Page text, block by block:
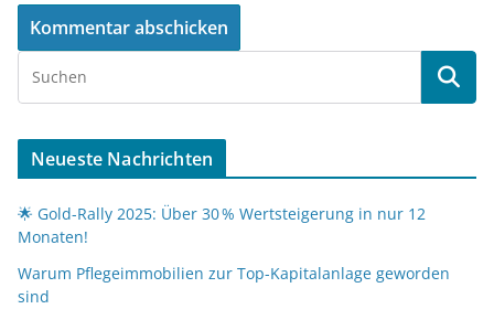
Neueste Nachrichten
🌟 Gold-Rally 2025: Über 30 % Wertsteigerung in nur 12
Monaten!
Warum Pflegeimmobilien zur Top-Kapitalanlage geworden
sind